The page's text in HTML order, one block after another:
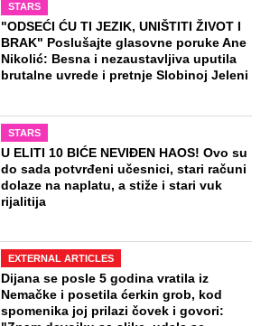
STARS
"ODSEĆI ĆU TI JEZIK, UNIŠTITI ŽIVOT I
BRAK" Poslušajte glasovne poruke Ane
Nikolić: Besna i nezaustavljiva uputila
brutalne uvrede i pretnje Slobinoj Jeleni
STARS
U ELITI 10 BIĆE NEVIĐEN HAOS! Ovo su
do sada potvrđeni učesnici, stari računi
dolaze na naplatu, a stiže i stari vuk
rijalitija
EXTERNAL ARTICLES
Dijana se posle 5 godina vratila iz
Nemačke i posetila ćerkin grob, kod
spomenika joj prilazi čovek i govori: